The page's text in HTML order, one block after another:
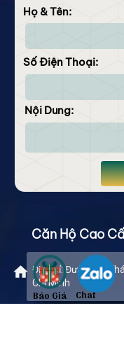
Chat
Báo Giá
Họ & Tên:
Số Điện Thoại:
Nội Dung:
Căn Hộ Cao
Địa chỉ: Đường Lý
Chí Minh